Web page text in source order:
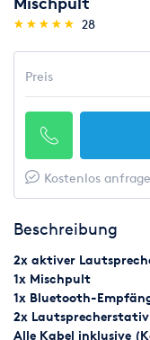
(*)
★
★
(*)★
★
(*) ★
★
(*) ★
★
(*) ★
★ 28
Preis
Kostenlos
Beschreibung
2x aktiver
1x Mischpult
1x Bluetooth-
2x Lautsprecherstativ
Alle Kabel inklusive